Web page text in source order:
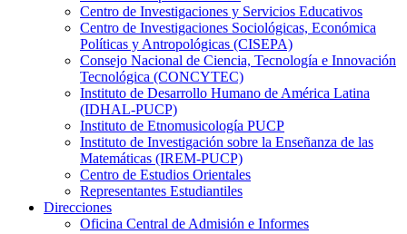
Centro de Investigaciones y Servicios Educativos
Centro de Investigaciones Sociológicas, Económica
Políticas y Antropológicas (CISEPA)
Consejo Nacional de Ciencia, Tecnología e Innovación
Tecnológica (CONCYTEC)
Instituto de Desarrollo Humano de América Latina
(IDHAL-PUCP)
Instituto de Etnomusicología PUCP
Instituto de Investigación sobre la Enseñanza de las
Matemáticas (IREM-PUCP)
Centro de Estudios Orientales
Representantes Estudiantiles
Direcciones
Oficina Central de Admisión e Informes